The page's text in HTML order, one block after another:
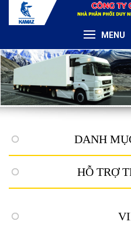
MENU
DANH
HỖ TRỢ